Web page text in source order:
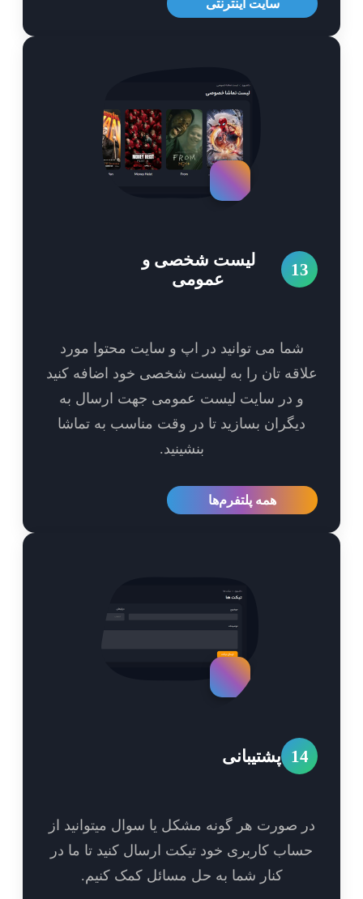
سایت اینترنتی
لیست شخصی و
عمومی
شما می توانید در اپ و سایت محتوا مورد
تان را به لیست شخصی خود اضافه کنید
و در سایت لیست عمومی جهت ارسال به
دیگران بسازید تا در وقت مناسب به تماشا
همه پلتفرم‌ها
پشتیبانی
صورت هر گونه مشکل یا سوال میتوانید از
کاربری خود تیکت ارسال کنید تا ما در
کنار شما به حل مسائل کمک کنیم.